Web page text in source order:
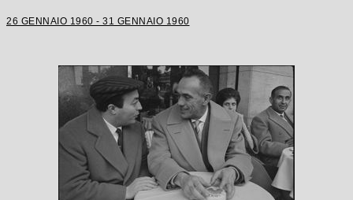
26 GENNAIO 1960 - 31 GENNAIO 1960